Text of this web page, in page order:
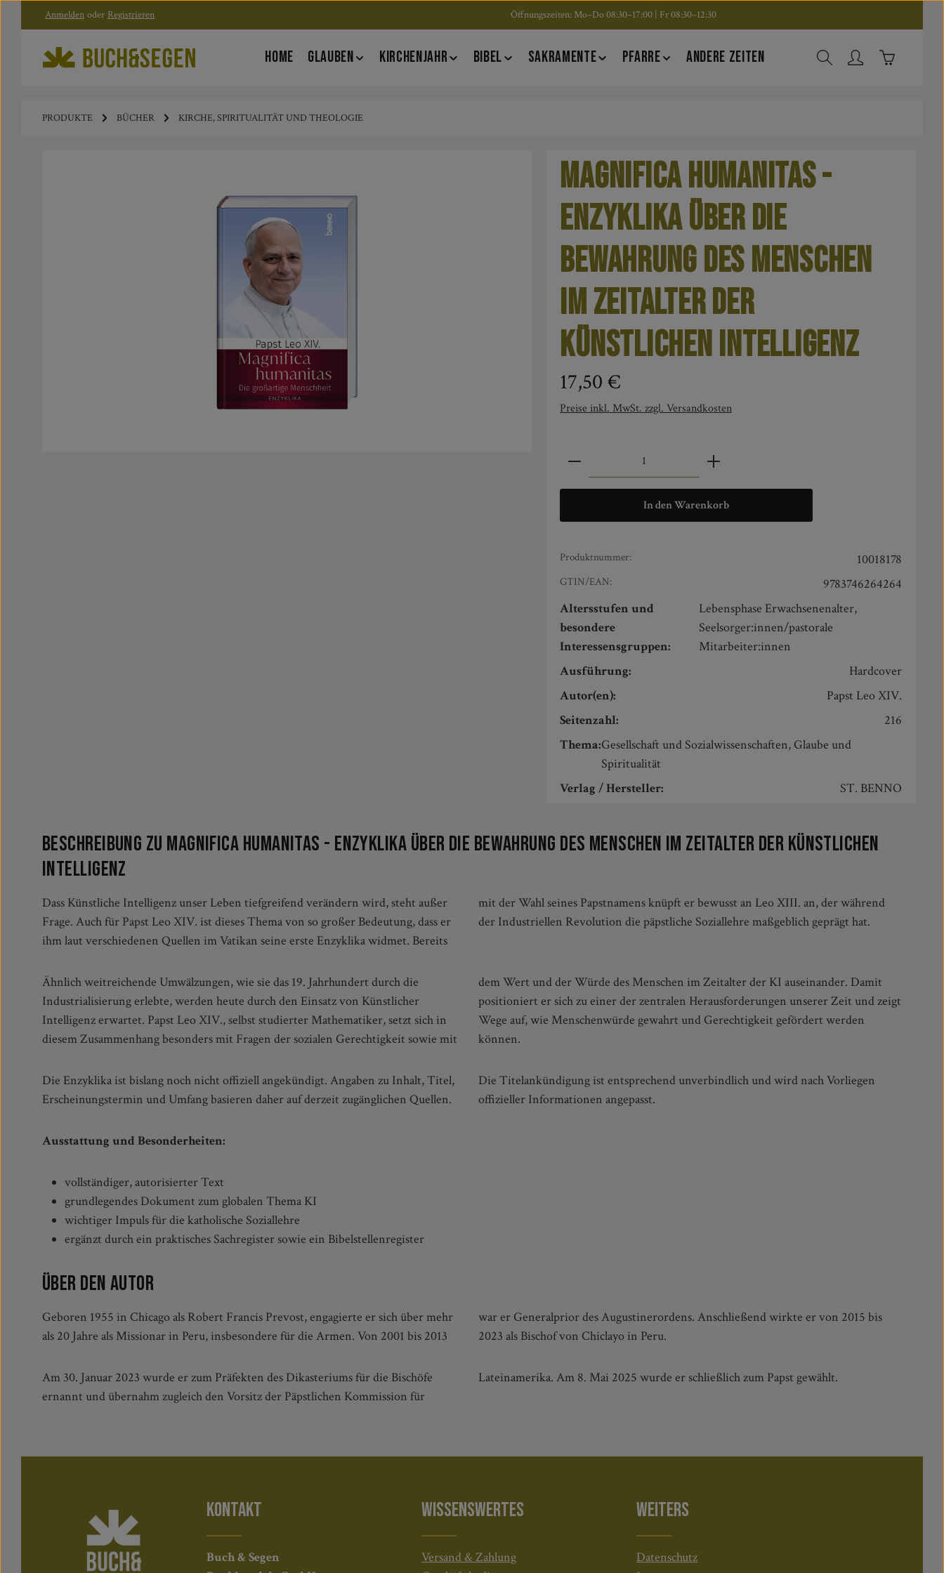
Zum Hauptinhalt springen
Zur Hauptnavigation springen
Anmelden oder Registrieren Öffnungszeiten: Mo–Do 08:30–17:00 | Fr 08:30–12:30
HOME GLAUBEN KIRCHENJAHR BIBEL SAKRAMENTE PFARRE ANDERE ZEITEN Warenkorb
PRODUKTE BÜCHER KIRCHE, SPIRITUALITÄT UND THEOLOGIE
Magnifica humanitas -
Enzyklika über die
Bewahrung des Menschen
im Zeitalter der
Künstlichen Intelligenz
Regulärer Preis:
17,50 €
Preise inkl. MwSt. zzgl. Versandkosten
Produkt Anzahl: Gib den gewünschten Wert ein oder
In den Warenkorb
Produktnummer: 10018178
GTIN/EAN:
9783746264264
Altersstufen und
besondere
Interessensgruppen:
Lebensphase Erwachsenenalter,
Seelsorger:innen/pastorale
Mitarbeiter:innen
Ausführung:
Hardcover
Autor(en):
Papst Leo XIV.
Seitenzahl:
216
Thema:Gesellschaft und Sozialwissenschaften, Glaube und
Spiritualität
Verlag / Hersteller:
ST. BENNO
Beschreibung zu Magnifica humanitas - Enzyklika über die Bewahrung des Menschen im Zeitalter der Künstlichen
Intelligenz
Dass Künstliche Intelligenz unser Leben tiefgreifend verändern wird, steht außer
Frage. Auch für Papst Leo XIV. ist dieses Thema von so großer Bedeutung, dass er
ihm laut verschiedenen Quellen im Vatikan seine erste Enzyklika widmet. Bereits
mit der Wahl seines Papstnamens knüpft er bewusst an Leo XIII. an, der während
der Industriellen Revolution die päpstliche Soziallehre maßgeblich geprägt hat.
Ähnlich weitreichende Umwälzungen, wie sie das 19. Jahrhundert durch die
Industrialisierung erlebte, werden heute durch den Einsatz von Künstlicher
Intelligenz erwartet. Papst Leo XIV., selbst studierter Mathematiker, setzt sich in
diesem Zusammenhang besonders mit Fragen der sozialen Gerechtigkeit sowie mit
dem Wert und der Würde des Menschen im Zeitalter der KI auseinander. Damit
positioniert er sich zu einer der zentralen Herausforderungen unserer Zeit und zeigt
Wege auf, wie Menschenwürde gewahrt und Gerechtigkeit gefördert werden
können.
Die Enzyklika ist bislang noch nicht offiziell angekündigt. Angaben zu Inhalt, Titel,
Erscheinungstermin und Umfang basieren daher auf derzeit zugänglichen Quellen.
Die Titelankündigung ist entsprechend unverbindlich und wird nach Vorliegen
offizieller Informationen angepasst.
Ausstattung und Besonderheiten:
vollständiger, autorisierter Text
grundlegendes Dokument zum globalen Thema KI
wichtiger Impuls für die katholische Soziallehre
ergänzt durch ein praktisches Sachregister sowie ein Bibelstellenregister
Über den Autor
Geboren 1955 in Chicago als Robert Francis Prevost, engagierte er sich über mehr
als 20 Jahre als Missionar in Peru, insbesondere für die Armen. Von 2001 bis 2013
war er Generalprior des Augustinerordens. Anschließend wirkte er von 2015 bis
2023 als Bischof von Chiclayo in Peru.
Am 30. Januar 2023 wurde er zum Präfekten des Dikasteriums für die Bischöfe
ernannt und übernahm zugleich den Vorsitz der Päpstlichen Kommission für
Lateinamerika. Am 8. Mai 2025 wurde er schließlich zum Papst gewählt.
KONTAKT
Buch & Segen
WISSENSWERTES
Versand & Zahlung
WEITERS
Datenschutz